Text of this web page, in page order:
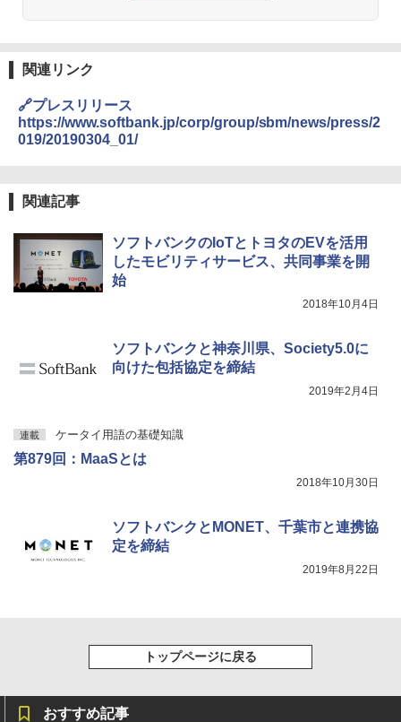
関連リンク
🔗プレスリリース
https://www.softbank.jp/corp/group/sbm/news/press/2
019/20190304_01/
関連記事
ソフトバンクのIoTとトヨタのEVを活用
したモビリティサービス、共同事業を開
始
2018年10月4日
ソフトバンクと神奈川県、Society5.0に
向けた包括協定を締結
2019年2月4日
連載 ケータイ用語の基礎知識
第879回：MaaSとは
2018年10月30日
ソフトバンクとMONET、千葉市と連携協
定を締結
2019年8月22日
トップページに戻る
おすすめ記事